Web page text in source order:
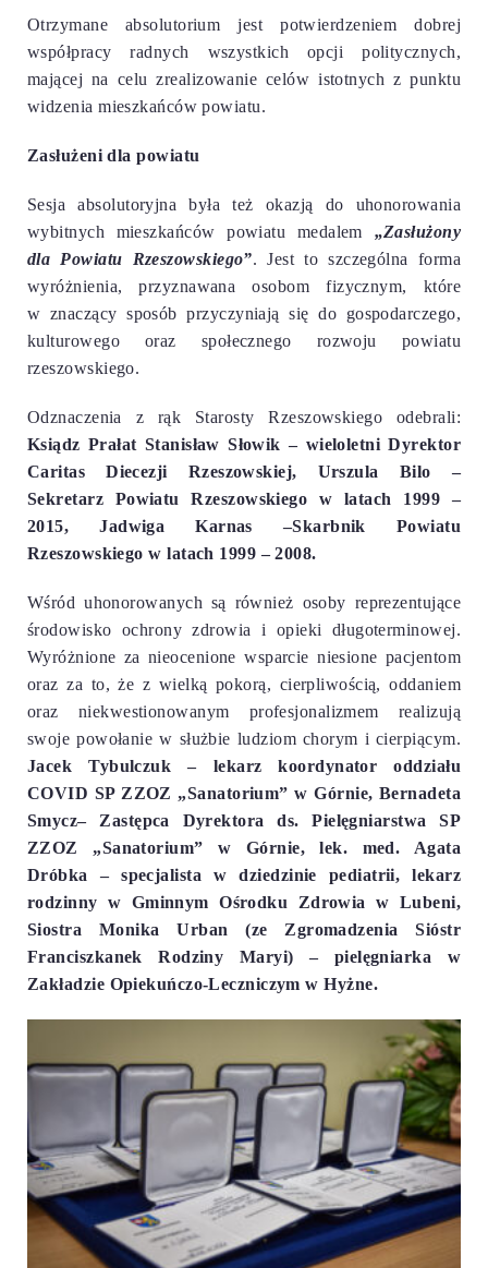
Otrzymane absolutorium jest potwierdzeniem dobrej
współpracy radnych wszystkich opcji politycznych,
mającej na celu zrealizowanie celów istotnych z punktu
widzenia mieszkańców powiatu.
Zasłużeni dla powiatu
Sesja absolutoryjna była też okazją do uhonorowania
wybitnych mieszkańców powiatu medalem „Zasłużony
dla Powiatu Rzeszowskiego”.Jest to szczególna forma
wyróżnienia, przyznawana osobom fizycznym, które
w znaczący sposób przyczyniają się do gospodarczego,
kulturowego oraz społecznego rozwoju powiatu
rzeszowskiego.
Odznaczenia z rąk Starosty Rzeszowskiego odebrali:
Ksiądz Prałat Stanisław Słowik – wieloletni Dyrektor
Caritas Diecezji Rzeszowskiej, Urszula Bilo –
Sekretarz Powiatu Rzeszowskiego w latach 1999 –
2015, Jadwiga Karnas –Skarbnik Powiatu
Rzeszowskiego w latach 1999 – 2008.
Wśród uhonorowanych są również osoby reprezentujące
środowisko ochrony zdrowia i opieki długoterminowej.
Wyróżnione za nieocenione wsparcie niesione pacjentom
oraz za to, że z wielką pokorą, cierpliwością, oddaniem
oraz niekwestionowanym profesjonalizmem realizują
swoje powołanie w służbie ludziom chorym i cierpiącym.
Jacek Tybulczuk – lekarz koordynator oddziału
COVID SP ZZOZ „Sanatorium” w Górnie, Bernadeta
Smycz– Zastępca Dyrektora ds. Pielęgniarstwa SP
ZZOZ „Sanatorium” w Górnie, lek. med. Agata
Dróbka – specjalista w dziedzinie pediatrii, lekarz
rodzinny w Gminnym Ośrodku Zdrowia w Lubeni,
Siostra Monika Urban (ze Zgromadzenia Sióstr
Franciszkanek Rodziny Maryi) – pielęgniarka w
Zakładzie Opiekuńczo-Leczniczym w Hyżne.